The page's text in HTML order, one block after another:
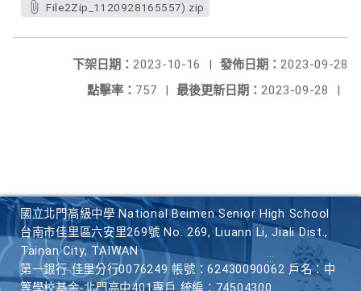
File2Zip_1120928165557).zip
發佈日期： 2023-09-28
下架日期： 2023-10-16
|
最後更新日期： 2023-09-28 |
點擊率： 757 |
國立北門高級中學 National Beimen Senior High School
台南市佳里區六安里269號 No. 269, Liuann Li, Jiali Dist.,
Tainan City, TAIWAN
第一銀行 佳里分行0076249 帳號：62430090062 戶名：中
等學校基金-北門高中401專戶 統編：74504300